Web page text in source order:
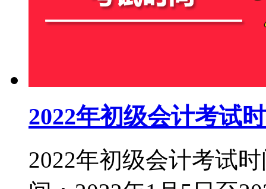
2022年初级会计考试
2022年初级会计考试